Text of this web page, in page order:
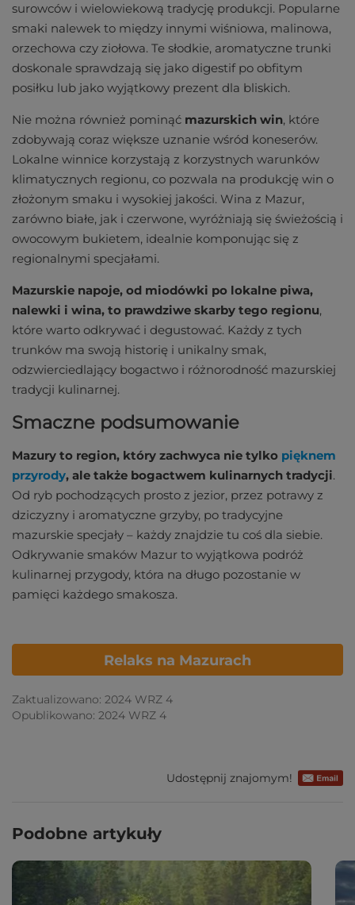
surowców i wielowiekową tradycję produkcji. Popularne
smaki nalewek to między innymi wiśniowa, malinowa,
orzechowa czy ziołowa. Te słodkie, aromatyczne trunki
doskonale sprawdzają się jako digestif po obfitym
posiłku lub jako wyjątkowy prezent dla bliskich.
Nie można również pominąć mazurskich win, które
zdobywają coraz większe uznanie wśród koneserów.
Lokalne winnice korzystają z korzystnych warunków
klimatycznych regionu, co pozwala na produkcję win o
złożonym smaku i wysokiej jakości. Wina z Mazur,
zarówno białe, jak i czerwone, wyróżniają się świeżością i
owocowym bukietem, idealnie komponując się z
regionalnymi specjałami.
Mazurskie napoje, od miodówki po lokalne piwa,
nalewki i wina, to prawdziwe skarby tego regionu,
które warto odkrywać i degustować. Każdy z tych
trunków ma swoją historię i unikalny smak,
odzwierciedlający bogactwo i różnorodność mazurskiej
tradycji kulinarnej.
Smaczne podsumowanie
Mazury to region, który zachwyca nie tylko pięknem
przyrody, ale także bogactwem kulinarnych tradycji.
Od ryb pochodzących prosto z jezior, przez potrawy z
dziczyzny i aromatyczne grzyby, po tradycyjne
mazurskie specjały – każdy znajdzie tu coś dla siebie.
Odkrywanie smaków Mazur to wyjątkowa podróż
kulinarnej przygody, która na długo pozostanie w
pamięci każdego smakosza.
Relaks na Mazurach
Zaktualizowano: 2024 WRZ 4
Opublikowano: 2024 WRZ 4
Udostępnij znajomym!
Podobne artykuły